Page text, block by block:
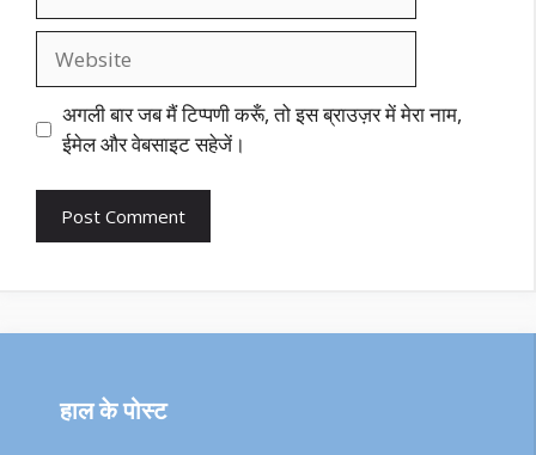
अगली बार जब मैं टिप्पणी करूँ, तो इस ब्राउज़र में मेरा नाम,
ईमेल और वेबसाइट सहेजें।
हाल के पोस्ट